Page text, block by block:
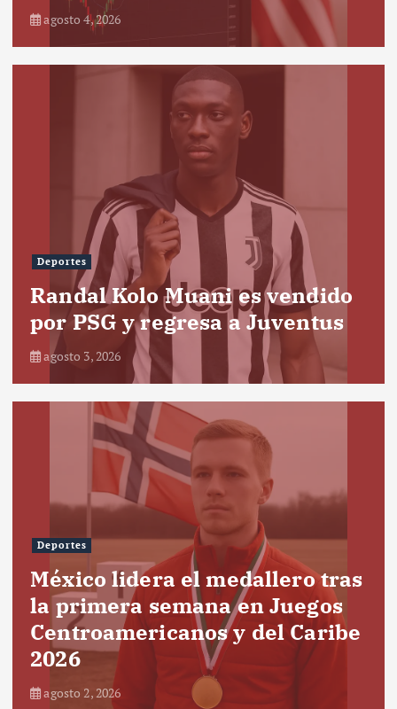
agosto 4, 2026
Deportes
Randal Kolo Muani es vendido
por PSG y regresa a Juventus
agosto 3, 2026
Deportes
México lidera el medallero tras
la primera semana en Juegos
Centroamericanos y del Caribe
2026
agosto 2, 2026